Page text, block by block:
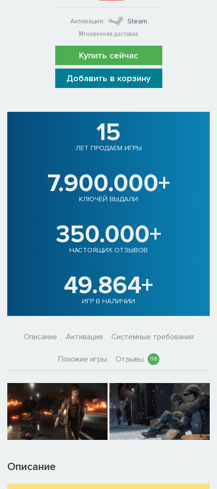
Активация:
Steam
Мгновенная доставка
Купить сейчас
Добавить в корзину
15
ЛЕТ ПРОДАЕМ ИГРЫ
7.900.000+
КЛЮЧЕЙ ВЫДАЛИ
350.000+
НАСТОЯЩИХ ОТЗЫВОВ
49.864+
ИГР В НАЛИЧИИ
Описание Активация Системные требования
Похожие игры Отзывы 118
Описание